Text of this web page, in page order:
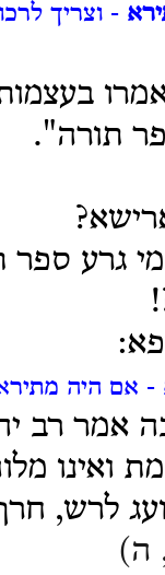
- וצריך
תורה".
גרע ספר
- אם היה
אמר רב
ואינו
לרש,
ה)